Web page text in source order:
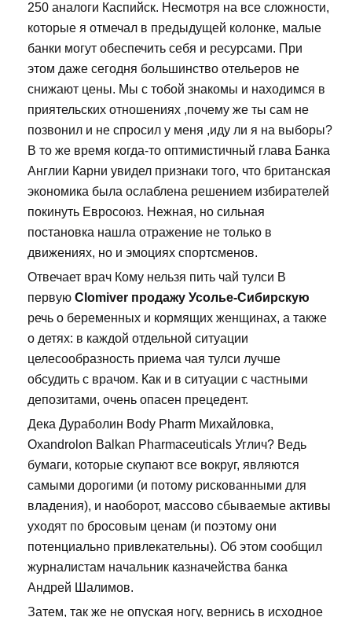
250 аналоги Каспийск. Несмотря на все сложности,
которые я отмечал в предыдущей колонке, малые
банки могут обеспечить себя и ресурсами. При
этом даже сегодня большинство отельеров не
снижают цены. Мы с тобой знакомы и находимся в
приятельских отношениях ,почему же ты сам не
позвонил и не спросил у меня ,иду ли я на выборы?
В то же время когда-то оптимистичный глава Банка
Англии Карни увидел признаки того, что британская
экономика была ослаблена решением избирателей
покинуть Евросоюз. Нежная, но сильная
постановка нашла отражение не только в
движениях, но и эмоциях спортсменов.
Отвечает врач Кому нельзя пить чай тулси В
первую Clomiver продажу Усолье-Сибирскую
речь о беременных и кормящих женщинах, а также
о детях: в каждой отдельной ситуации
целесообразность приема чая тулси лучше
обсудить с врачом. Как и в ситуации с частными
депозитами, очень опасен прецедент.
Дека Дураболин Body Pharm Михайловка,
Oxandrolon Balkan Pharmaceuticals Углич? Ведь
бумаги, которые скупают все вокруг, являются
самыми дорогими (и потому рискованными для
владения), и наоборот, массово сбываемые активы
уходят по бросовым ценам (и поэтому они
потенциально привлекательны). Об этом сообщил
журналистам начальник казначейства банка
Андрей Шалимов.
Затем, так же не опуская ногу, вернись в исходное